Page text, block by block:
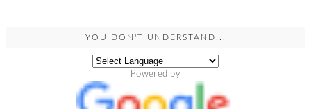
YOU DON'T UNDERSTAND...
Powered by